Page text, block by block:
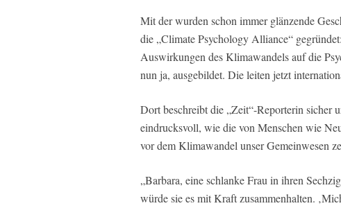
Mit der wurden schon immer glänzende
die „Climate Psychology Alliance“
Auswirkungen des Klimawandels auf die
nun ja, ausgebildet. Die leiten jetzt
Dort beschreibt die „Zeit“-Reporterin sicher
eindrucksvoll, wie die von Menschen wie
vor dem Klimawandel unser Gemeinwesen
„Barbara, eine schlanke Frau in ihren
würde sie es mit Kraft zusammenhalten.